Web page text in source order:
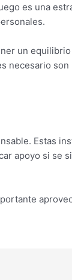
es una
un equilibrio
necesario son
Estas
apoyo si se